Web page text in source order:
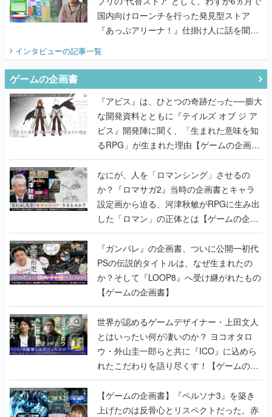
国内向けローンチを行った発見型ストア
『あっぷアリーナ！』仕掛け人に話を聞い
インタビューの記事一覧
ゲームの企画書
『アビス』は、ひとつの奇跡だった──膨大
な開発資料とともに『テイルズ オブ ジ ア
ビス』開発陣に聞く、「生まれた意味を知
るRPG」が生まれた理由【ゲームの企画
書】
なにが、人を「ロマンシング」させるの
か？『ロマサガ2』当時の企画書とキャラ
設定画から迫る、河津秋敏がRPGに生み出
した「ロマン」の正体とは【ゲームの企画
書】
『ガンパレ』の企画書、ついに公開━初代
PSの伝説的タイトルは、なぜ生まれたの
か？そして『LOOP8』へ受け継がれたもの
【ゲームの企画書】
世界が認めるゲームデザイナー・上田文人
とはいったい何が凄いのか？ ヨコオタロ
ウ・外山圭一郎らと共に『ICO』に込めら
れたこだわりを語り尽くす！【ゲームの企
画書】
【ゲームの企画書】『ペルソナ3』を築き
上げたのは反骨心とリスペクトだった。赤